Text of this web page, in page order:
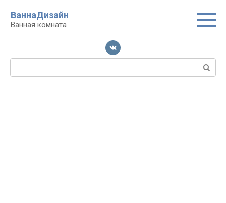
контенту
ВаннаДизайн
Ванная комната
Поиск: